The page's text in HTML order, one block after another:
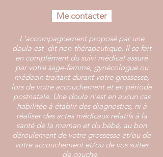
Me contacter
L'accompagnement proposé par une
doula est dit non-thérapeutique. Il se fait
en complément du suivi médical assuré
par votre sage-femme, gynécologue ou
médecin traitant durant votre grossesse,
lors de votre accouchement et en période
postnatale. Une doula n'est en aucun cas
habilitée à établir des diagnostics, ni à
réaliser des actes médicaux relatifs à la
santé de la maman et du bébé, au bon
déroulement de votre grossesse et/ou de
votre accouchement et/ou de vos suites
de couche.